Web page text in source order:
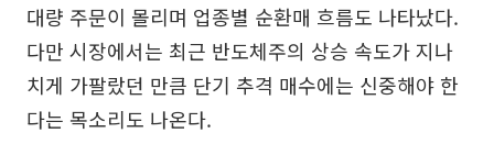
대량 주문이 몰리며 업종별 순환매 흐름도 나타났다.
다만 시장에서는 최근 반도체주의 상승 속도가 지나
치게 가팔랐던 만큼 단기 추격 매수에는 신중해야 한
다는 목소리도 나온다.